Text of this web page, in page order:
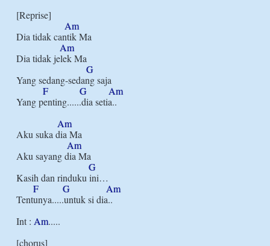
[Reprise]
Am
Dia tidak cantik Ma
Am
Dia tidak jelek Ma
G
Yang sedang-sedang saja
F
G
Am
Yang penting......dia setia..
Am
Aku suka dia Ma
Am
Aku sayang dia Ma
G
Kasih dan rinduku ini…
F
G
Am
Tentunya.....untuk si dia..
Int : Am.....
[chorus]